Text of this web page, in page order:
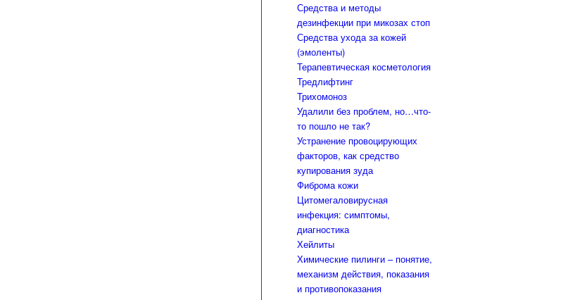
Средства и методы
дезинфекции при микозах стоп
Средства ухода за кожей
(эмоленты)
Терапевтическая косметология
Тредлифтинг
Трихомоноз
Удалили без проблем, но…что-
то пошло не так?
Устранение провоцирующих
факторов, как средство
купирования зуда
Фиброма кожи
Цитомегаловирусная
инфекция: симптомы,
диагностика
Хейлиты
Химические пилинги – понятие,
механизм действия, показания
и противопоказания